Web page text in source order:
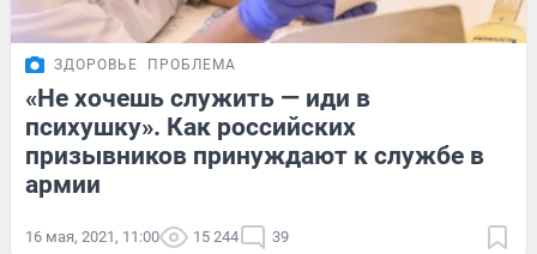
ЗДОРОВЬЕ ПРОБЛЕМА
«Не хочешь служить — иди в
психушку». Как российских
призывников принуждают к службе в
армии
16 мая, 2021, 11:00 15 244 39